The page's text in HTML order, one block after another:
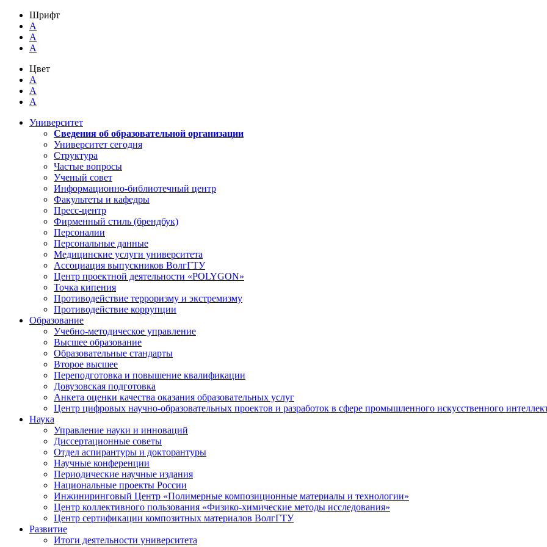
Шрифт
A
A
A
Цвет
A
A
A
Университет
Сведения об образовательной организации
Университет сегодня
Структура
Частые вопросы
Ученый совет
Информационно-библиотечный центр
Факультеты и кафедры
Пресс-центр
Фирменный стиль (брендбук)
Персоналии
Персональные данные
Медицинские услуги университета
Ассоциация выпускников ВолгГТУ
Центр проектной деятельности «POLYGON»
Точка кипения
Противодействие терроризму и экстремизму
Противодействие коррупции
Образование
Учебно-методическое управление
Высшее образование
Образовательные стандарты
Второе высшее
Переподготовка и повышение квалификации
Довузовская подготовка
Анкета оценки качества оказания образовательных услуг
Центр цифровых научно-образовательных проектов и разработок в сфере промышленного искусственного
Наука
Управление науки и инноваций
Диссертационные советы
Отдел аспирантуры и докторантуры
Научные конференции
Периодические научные издания
Национальные проекты России
Инжиниринговый Центр «Полимерные композиционные материалы и технологии»
Центр коллективного пользования «Физико-химические методы исследования»
Центр сертификации композитных материалов ВолгГТУ
Развитие
Итоги деятельности университета